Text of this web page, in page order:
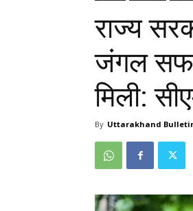
राज्य
जंगल
मिली:
By Uttarakhand